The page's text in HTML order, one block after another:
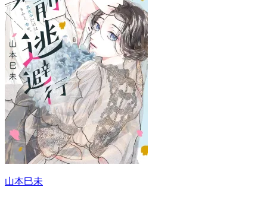
山本巳未